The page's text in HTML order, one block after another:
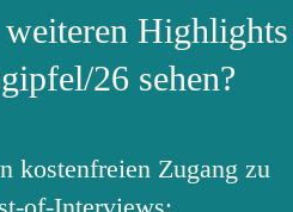
Highlights
26 sehen?
kostenfreien Zugang zu